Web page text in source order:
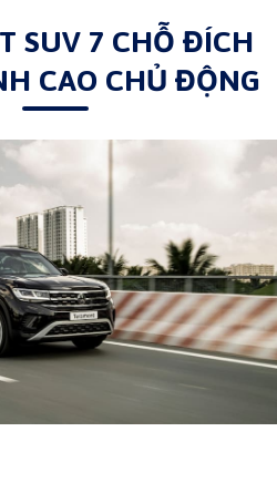
SUV 7 CHỖ ĐÍCH
CAO CHỦ ĐỘNG